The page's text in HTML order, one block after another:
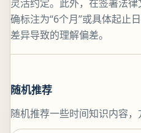
灵活约定。此外，在签署法
确标注为“6个月”或具体起止
差异导致的理解偏差。
随机推荐
随机推荐一些时间知识内容，